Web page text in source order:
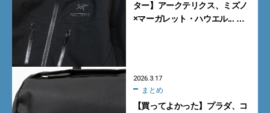
ター】アークテリクス、ミズノ
×マーガレット・ハウエル... エ
2026.3.17
まとめ
【買ってよかった】プラダ、コ